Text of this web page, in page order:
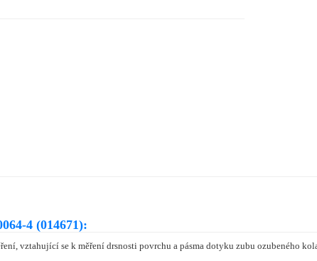
4 (014671):
vztahující se k měření drsnosti povrchu a pásma dotyku zubu ozubeného